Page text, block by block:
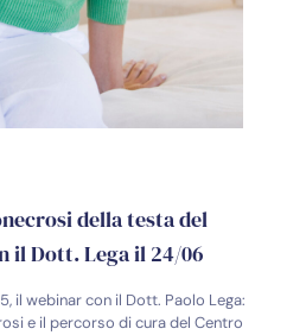
della testa del
il Dott. Lega il 24/06
il webinar con il Dott. Paolo Lega:
e il percorso di cura del Centro